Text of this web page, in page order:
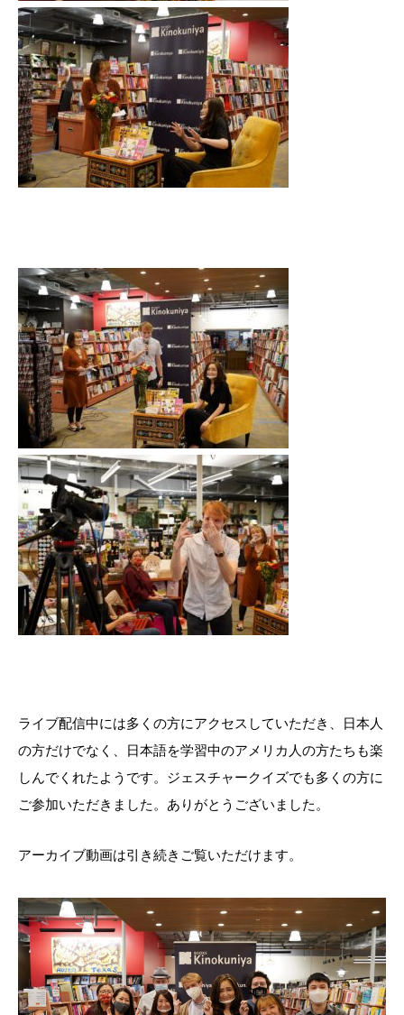
ライブ配信中には多くの方にアクセスしていただき、日本人
の方だけでなく、日本語を学習中のアメリカ人の方たちも楽
しんでくれたようです。ジェスチャークイズでも多くの方に
ご参加いただきました。ありがとうございました。
アーカイブ動画は引き続きご覧いただけます。